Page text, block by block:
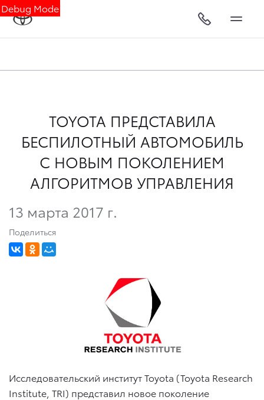
Debug Mode
TOYOTA ПРЕДСТАВИЛА
БЕСПИЛОТНЫЙ АВТОМОБИЛЬ
С НОВЫМ ПОКОЛЕНИЕМ
АЛГОРИТМОВ УПРАВЛЕНИЯ
13 марта 2017 г.
Поделиться
Исследовательский институт Toyota (Toyota Research
Institute, TRI) представил новое поколение